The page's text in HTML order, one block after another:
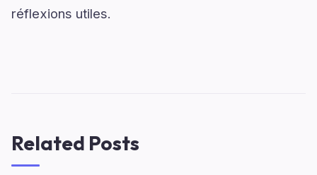
réflexions utiles.
Related Posts